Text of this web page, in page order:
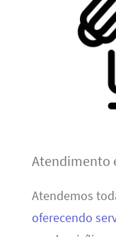
Atendimento
Atendemos
oferecendo